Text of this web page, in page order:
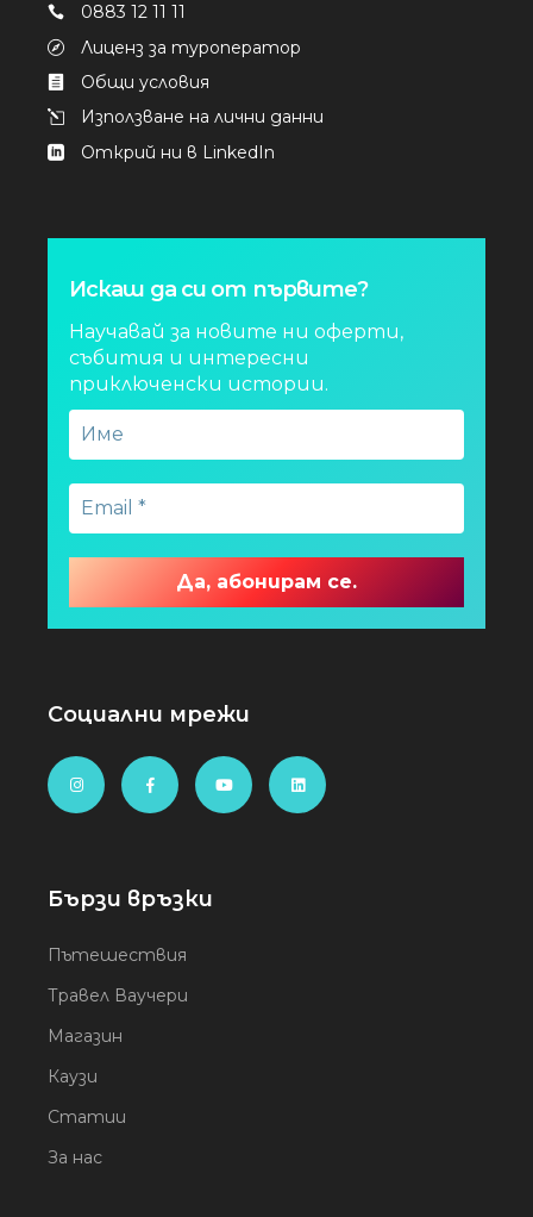
0883 12 11 11
Лиценз за туроператор
Общи условия
Използване на лични данни
Открий ни в LinkedIn
Искаш да си от първите?
Научавай за новите ни оферти,
събития и интересни
приключенски истории.
Социални мрежи
Бързи връзки
Пътешествия
Травел Ваучери
Магазин
Каузи
Статии
За нас